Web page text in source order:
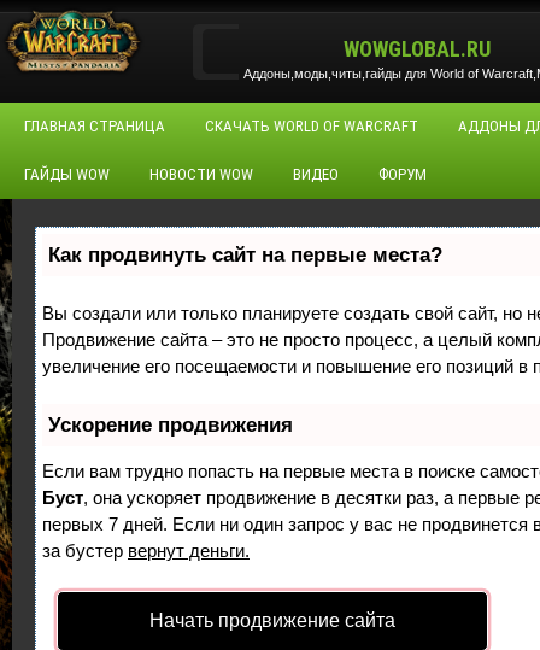
WOWGLOBAL.RU
Аддоны,моды,читы,гайды для World of
ГЛАВНАЯ СТРАНИЦА СКАЧАТЬ WORLD OF WARCRAFT АДДОНЫ
ГАЙДЫ WOW НОВОСТИ WOW ВИДЕО ФОРУМ
Как продвинуть сайт на первые места?
Вы создали или только планируете создать свой сайт, но
Продвижение сайта – это не просто процесс, а целый
увеличение его посещаемости и повышение его позиций в
Ускорение продвижения
Если вам трудно попасть на первые места в поиске
Буст, она ускоряет продвижение в десятки раз, а первые
первых 7 дней. Если ни один запрос у вас не продвинется
за бустер вернут деньги.
Начать продвижение сайта